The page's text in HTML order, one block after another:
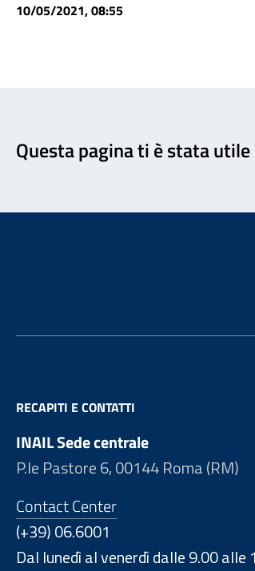
10/05/2021, 08:55
Questa pagina ti è stata utile
RECAPITI E CONTATTI
INAIL Sede centrale
P.le Pastore 6, 00144 Roma (RM)
Contact Center
(+39) 06.6001
Dal lunedì al venerdì dalle 9.00 alle